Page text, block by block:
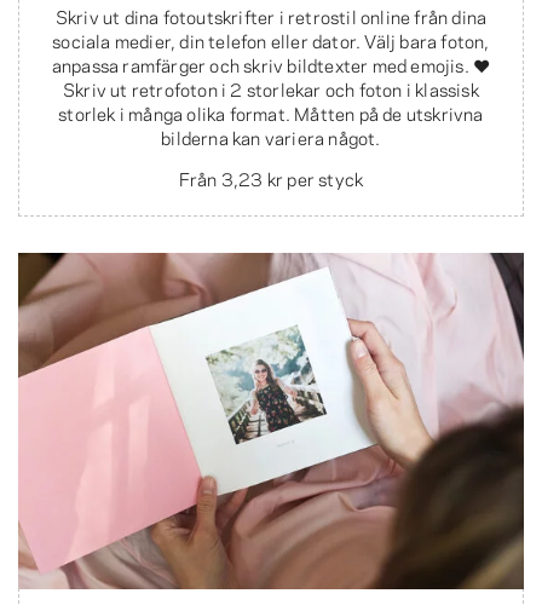
Skriv ut dina fotoutskrifter i retrostil online från dina
sociala medier, din telefon eller dator. Välj bara foton,
anpassa ramfärger och skriv bildtexter med emojis. ❤️
Skriv ut retrofoton i 2 storlekar och foton i klassisk
storlek i många olika format. Måtten på de utskrivna
bilderna kan variera något.
Från 3,23 kr per styck